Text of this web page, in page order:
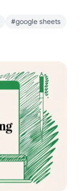
#google sheets